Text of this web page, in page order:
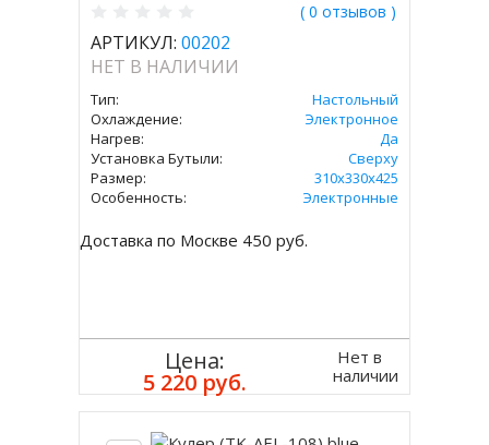
( 0 отзывов )
АРТИКУЛ: 00202
НЕТ В НАЛИЧИИ
Тип:
Настольный
Охлаждение:
Электронное
Нагрев:
Да
Установка Бутыли:
Сверху
Размер:
310х330х425
Особенность:
Электронные
Доставка по Москве 450 руб.
Цена:
5 220 руб.
Нет в
наличии